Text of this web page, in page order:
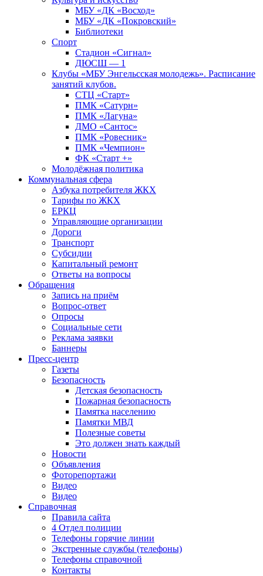
МБУ «ДК «Восход»
МБУ «ДК «Покровский»
Библиотеки
Спорт
Стадион «Сигнал»
ДЮСШ — 1
Клубы «МБУ Энгельсская молодежь». Расписание
занятий клубов.
СТЦ «Старт»
ПМК «Сатурн»
ПМК «Лагуна»
ДМО «Сантос»
ПМК «Ровесник»
ПМК «Чемпион»
ФК «Старт +»
Молодёжная политика
Коммунальная сфера
Азбука потребителя ЖКХ
Тарифы по ЖКХ
ЕРКЦ
Управляющие организации
Дороги
Транспорт
Субсидии
Капитальный ремонт
Ответы на вопросы
Обращения
Запись на приём
Вопрос-ответ
Опросы
Социальные сети
Реклама заявки
Баннеры
Пресс-центр
Газеты
Безопасность
Детская безопасность
Пожарная безопасность
Памятка населению
Памятки МВД
Полезные советы
Это должен знать каждый
Новости
Объявления
Фоторепортажи
Видео
Видео
Справочная
Правила сайта
4 Отдел полиции
Телефоны горячие линии
Экстренные службы (телефоны)
Телефоны справочной
Контакты